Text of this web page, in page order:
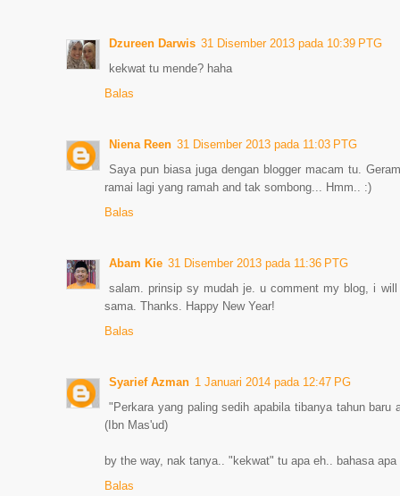
Dzureen Darwis 31 Disember 2013 pada 10:39 PTG
kekwat tu mende? haha
Balas
Niena Reen 31 Disember 2013 pada 11:03 PTG
Saya pun biasa juga dengan blogger macam tu.
ramai lagi yang ramah and tak sombong... Hmm.. :)
Balas
Abam Kie 31 Disember 2013 pada 11:36 PTG
salam. prinsip sy mudah je. u comment my blog, i
sama. Thanks. Happy New Year!
Balas
Syarief Azman 1 Januari 2014 pada 12:47 PG
"Perkara yang paling sedih apabila tibanya tahun
(Ibn Mas'ud)
by the way, nak tanya.. "kekwat" tu apa eh.. bahasa
Balas